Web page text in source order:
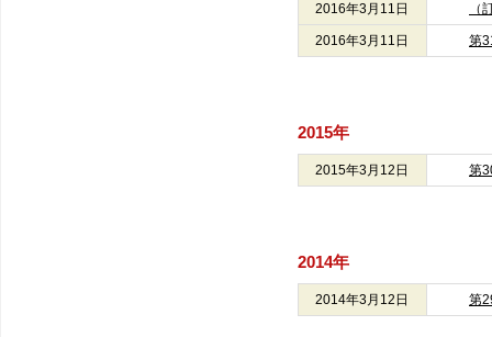
2016年3月11日 （
2016年3月11日 第
2015年
2015年3月12日 第
2014年
2014年3月12日 第